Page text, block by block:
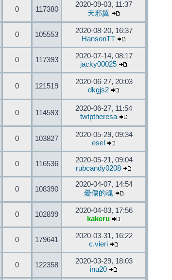
0 117380
2020-09-03, 11:37
天邪翼
0 105553
2020-08-20, 16:37
HansonTT
0 117393
2020-07-14, 08:17
jacky00025
0 121519
2020-06-27, 20:03
dkgjs2
0 114593
2020-06-27, 11:54
twtptheresa
0 103827
2020-05-29, 09:34
esel
0 116536
2020-05-21, 09:04
rubcandy0208
0 108390
2020-04-07, 14:54
憂傷的魂
0 102899
2020-04-03, 17:56
kakeru
0 179641
2020-03-31, 16:22
c.vieri
0 122358
2020-03-29, 18:03
inu20